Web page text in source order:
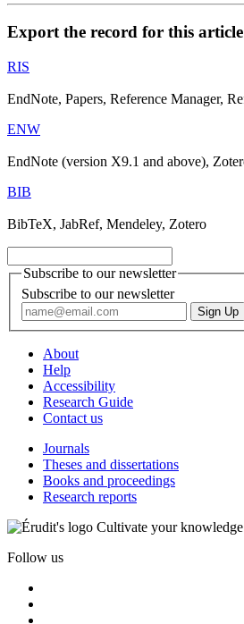
Export the record for this article
RIS
EndNote, Papers, Reference Manager,
ENW
EndNote (version X9.1 and above),
BIB
BibTeX, JabRef, Mendeley, Zotero
Subscribe to our newsletter
Subscribe to our newsletter
About
Help
Accessibility
Research Guide
Contact us
Journals
Theses and dissertations
Books and proceedings
Research reports
Cultivate your
Follow us